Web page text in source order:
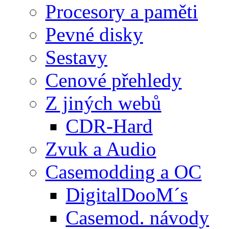
Procesory a paměti
Pevné disky
Sestavy
Cenové přehledy
Z jiných webů
CDR-Hard
Zvuk a Audio
Casemodding a OC
DigitalDooM´s
Casemod. návody